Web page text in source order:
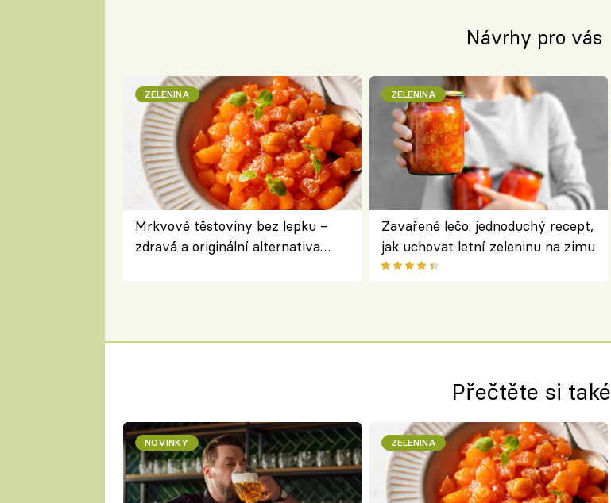
Návrhy pro vás
ZELENINA
Mrkvové těstoviny bez lepku –
zdravá a originální alternativa
ZELENINA
Zavařené lečo: jednoduchý recept,
jak uchovat letní zeleninu na zimu
Přečtěte si také
NOVINKY ZELENINA